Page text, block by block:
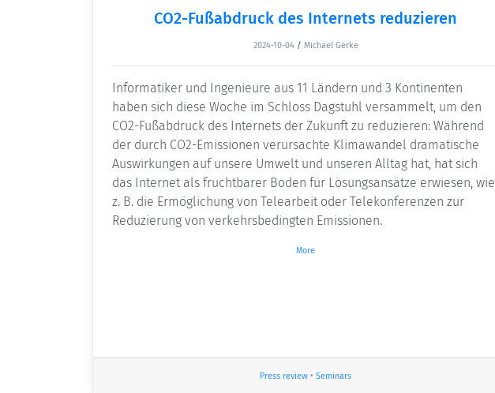
CO2-Fußabdruck des Internets reduzieren
2024-10-04 / Michael Gerke
Informatiker und Ingenieure aus 11 Ländern und 3 Kontinenten
haben sich diese Woche im Schloss Dagstuhl versammelt, um den
CO2-Fußabdruck des Internets der Zukunft zu reduzieren: Während
der durch CO2-Emissionen verursachte Klimawandel dramatische
Auswirkungen auf unsere Umwelt und unseren Alltag hat, hat sich
das Internet als fruchtbarer Boden für Lösungsansätze erwiesen, wie
z. B. die Ermöglichung von Telearbeit oder Telekonferenzen zur
Reduzierung von verkehrsbedingten Emissionen.
More
Press review • Seminars